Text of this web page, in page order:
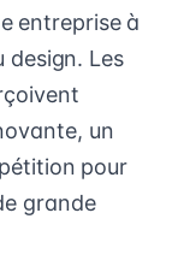
entreprise à
design. Les
un
pour
grande